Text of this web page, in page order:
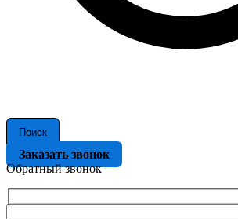
Поиск
Заказать звонок
Обратный звонок